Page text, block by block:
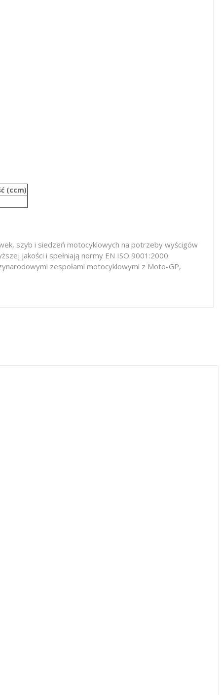
(ccm)
szyb i siedzeń motocyklowych na potrzeby wyścigów
jakości i spełniają normy EN ISO 9001:2000.
zespołami motocyklowymi z Moto-GP,